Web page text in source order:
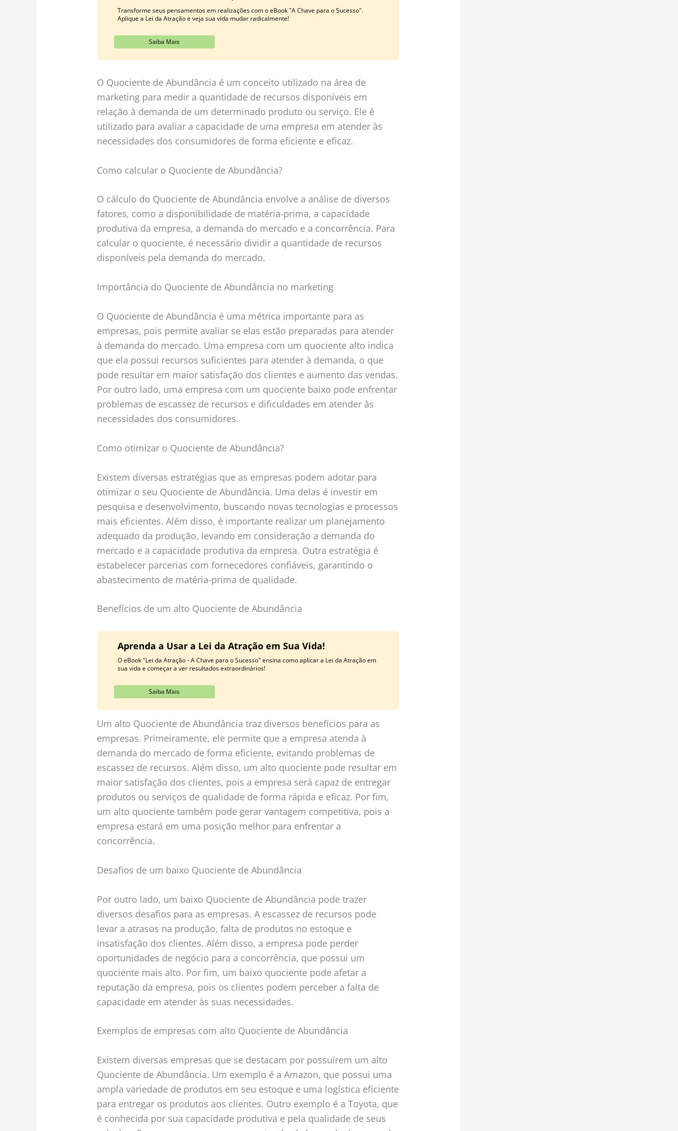
Transforme seus pensamentos em realizações com o eBook "A Chave para o Sucesso".
Aplique a Lei da Atração e veja sua vida mudar radicalmente!
Saiba Mais
O Quociente de Abundância é um conceito utilizado na área de
marketing para medir a quantidade de recursos disponíveis em
relação à demanda de um determinado produto ou serviço. Ele é
utilizado para avaliar a capacidade de uma empresa em atender às
necessidades dos consumidores de forma eficiente e eficaz.
Como calcular o Quociente de Abundância?
O cálculo do Quociente de Abundância envolve a análise de diversos
fatores, como a disponibilidade de matéria-prima, a capacidade
produtiva da empresa, a demanda do mercado e a concorrência. Para
calcular o quociente, é necessário dividir a quantidade de recursos
disponíveis pela demanda do mercado.
Importância do Quociente de Abundância no marketing
O Quociente de Abundância é uma métrica importante para as
empresas, pois permite avaliar se elas estão preparadas para atender
à demanda do mercado. Uma empresa com um quociente alto indica
que ela possui recursos suficientes para atender à demanda, o que
pode resultar em maior satisfação dos clientes e aumento das vendas.
Por outro lado, uma empresa com um quociente baixo pode enfrentar
problemas de escassez de recursos e dificuldades em atender às
necessidades dos consumidores.
Como otimizar o Quociente de Abundância?
Existem diversas estratégias que as empresas podem adotar para
otimizar o seu Quociente de Abundância. Uma delas é investir em
pesquisa e desenvolvimento, buscando novas tecnologias e processos
mais eficientes. Além disso, é importante realizar um planejamento
adequado da produção, levando em consideração a demanda do
mercado e a capacidade produtiva da empresa. Outra estratégia é
estabelecer parcerias com fornecedores confiáveis, garantindo o
abastecimento de matéria-prima de qualidade.
Benefícios de um alto Quociente de Abundância
Aprenda a Usar a Lei da Atração em Sua Vida!
O eBook "Lei da Atração - A Chave para o Sucesso" ensina como aplicar a Lei da Atração em
sua vida e começar a ver resultados extraordinários!
Saiba Mais
Um alto Quociente de Abundância traz diversos benefícios para as
empresas. Primeiramente, ele permite que a empresa atenda à
demanda do mercado de forma eficiente, evitando problemas de
escassez de recursos. Além disso, um alto quociente pode resultar em
maior satisfação dos clientes, pois a empresa será capaz de entregar
produtos ou serviços de qualidade de forma rápida e eficaz. Por fim,
um alto quociente também pode gerar vantagem competitiva, pois a
empresa estará em uma posição melhor para enfrentar a
concorrência.
Desafios de um baixo Quociente de Abundância
Por outro lado, um baixo Quociente de Abundância pode trazer
diversos desafios para as empresas. A escassez de recursos pode
levar a atrasos na produção, falta de produtos no estoque e
insatisfação dos clientes. Além disso, a empresa pode perder
oportunidades de negócio para a concorrência, que possui um
quociente mais alto. Por fim, um baixo quociente pode afetar a
reputação da empresa, pois os clientes podem perceber a falta de
capacidade em atender às suas necessidades.
Exemplos de empresas com alto Quociente de Abundância
Existem diversas empresas que se destacam por possuírem um alto
Quociente de Abundância. Um exemplo é a Amazon, que possui uma
ampla variedade de produtos em seu estoque e uma logística eficiente
para entregar os produtos aos clientes. Outro exemplo é a Toyota, que
é conhecida por sua capacidade produtiva e pela qualidade de seus